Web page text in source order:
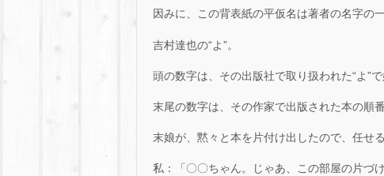
因みに、この背表紙の平仮名は著者の名字の
吉村達也の“よ”。
頭の数字は、その出版社で取り扱われた“よ”で
末尾の数字は、その作家で出版された本の順番
末娘が、黙々と本を片付け出したので、任せ
私：「〇〇ちゃん。じゃあ、この部屋の片づ